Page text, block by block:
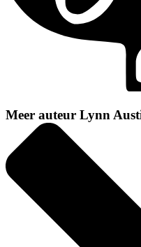
Meer auteur Lynn